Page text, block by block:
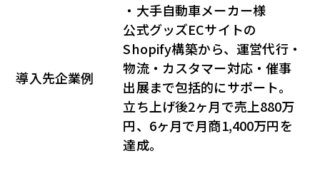
導入先企業例
・大手自動車メーカー様
公式グッズECサイトの
Shopify構築から、運営代行・
物流・カスタマー対応・催事
出展まで包括的にサポート。
立ち上げ後2ヶ月で売上880万
円、6ヶ月で月商1,400万円を
達成。